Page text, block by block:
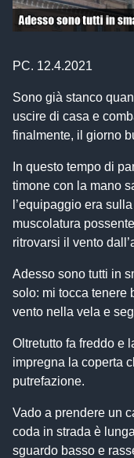
PC. 12.4.2021
Sono già stanco
uscire di casa e
finalmente, il giorno
In questo tempo di
timone con la mano
l’equipaggio era
muscolatura
ritrovarsi il vento
Adesso sono tutti in
solo: mi tocca tenere
vento nella vela e
Oltretutto fa freddo e
impregna la coperta
putrefazione.
Vado a prendere un
coda in strada è
sguardo basso e